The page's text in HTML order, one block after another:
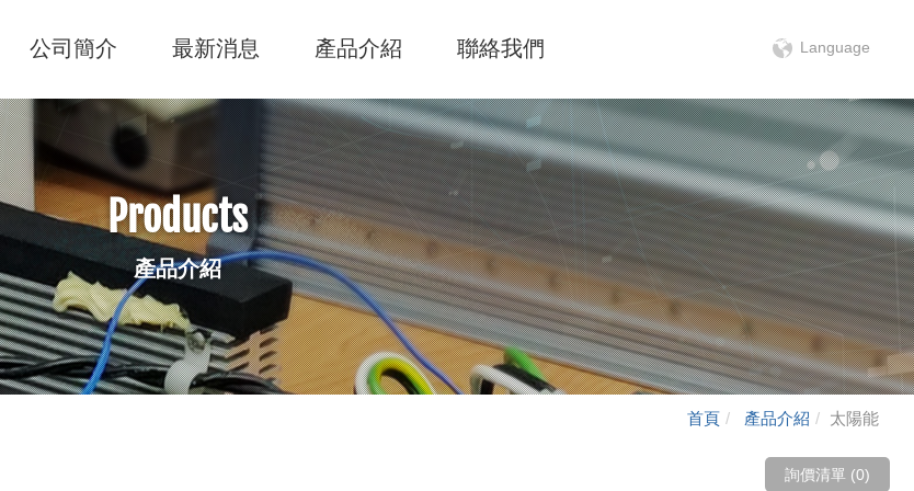
覽
Navigation
公司簡介 最新消息 產品介紹 聯絡我們 Language
Products
產品介紹
首頁 產品介紹 太陽能
詢價清單 (0)